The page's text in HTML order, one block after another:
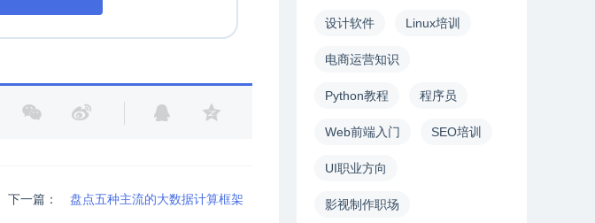
下一篇： 盘点五种主流的大数据计算框架
设计软件 Linux培训
电商运营知识
Python教程 程序员
Web前端入门 SEO培训
UI职业方向
影视制作职场